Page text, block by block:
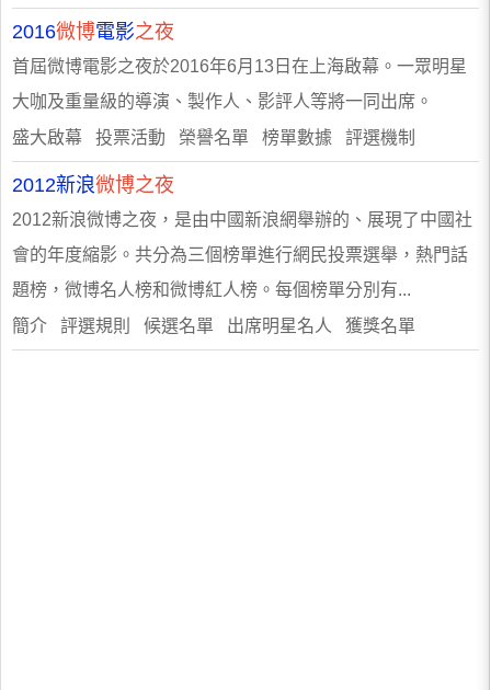
2016微博電影之夜
首屆微博電影之夜於2016年6月13日在上海啟幕。一眾明星
大咖及重量級的導演、製作人、影評人等將一同出席。
盛大啟幕 投票活動 榮譽名單 榜單數據 評選機制
2012新浪微博之夜
2012新浪微博之夜，是由中國新浪網舉辦的、展現了中國社
會的年度縮影。共分為三個榜單進行網民投票選舉，熱門話
題榜，微博名人榜和微博紅人榜。每個榜單分別有...
簡介 評選規則 候選名單 出席明星名人 獲獎名單